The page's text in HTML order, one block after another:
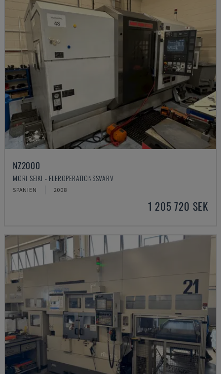
NZ2000
MORI SEIKI - FLEROPERATIONSSVARV
SPANIEN 2008
1 205 720 SEK